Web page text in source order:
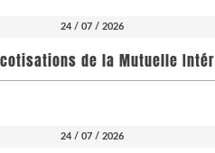
24 / 07 / 2026
cotisations de la Mutuelle
24 / 07 / 2026